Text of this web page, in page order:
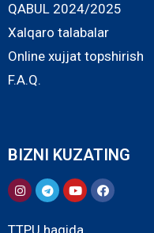
QABUL 2024/2025
Xalqaro talabalar
Online xujjat topshirish
F.A.Q.
BIZNI KUZATING